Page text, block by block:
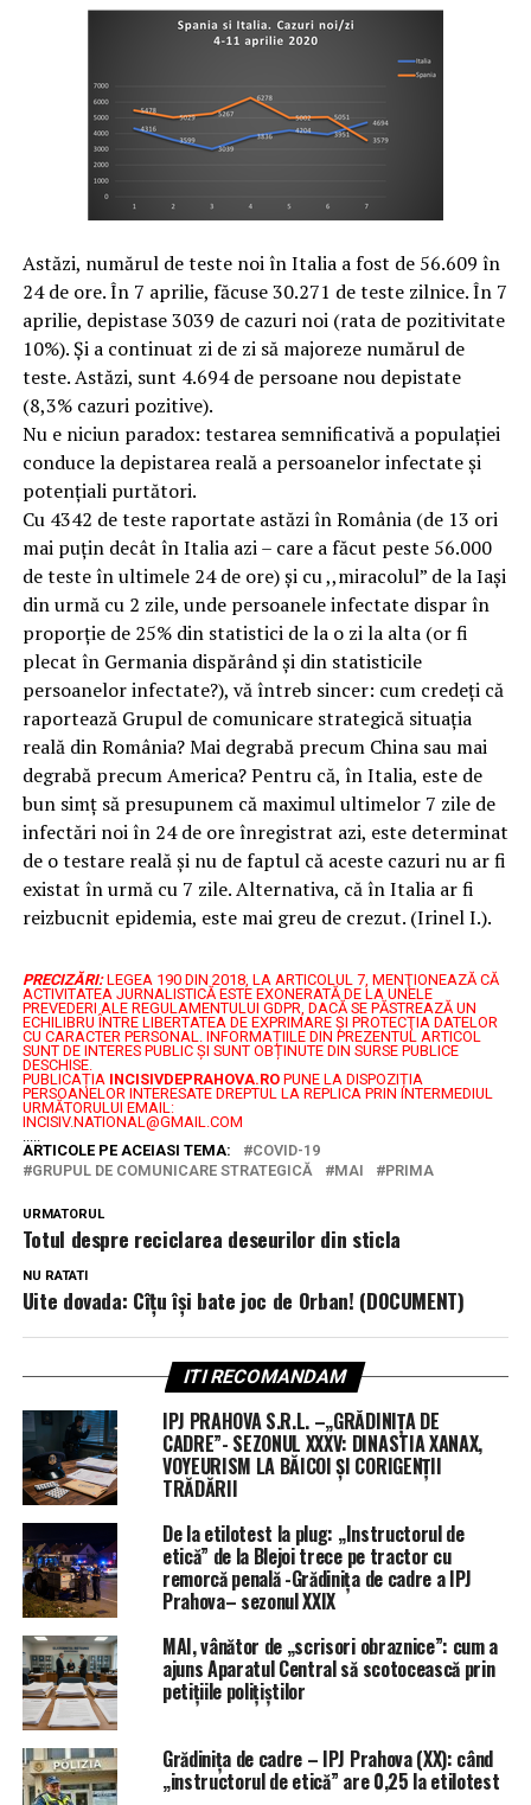
Astăzi, numărul de teste noi în Italia a fost de 56.609 în
24 de ore. În 7 aprilie, făcuse 30.271 de teste zilnice. În 7
aprilie, depistase 3039 de cazuri noi (rata de pozitivitate
10%). Și a continuat zi de zi să majoreze numărul de
teste. Astăzi, sunt 4.694 de persoane nou depistate
(8,3% cazuri pozitive).
Nu e niciun paradox: testarea semnificativă a populației
conduce la depistarea reală a persoanelor infectate și
potențiali purtători.
Cu 4342 de teste raportate astăzi în România (de 13 ori
mai puțin decât în Italia azi – care a făcut peste 56.000
de teste în ultimele 24 de ore) și cu ,,miracolul” de la Iași
din urmă cu 2 zile, unde persoanele infectate dispar în
proporție de 25% din statistici de la o zi la alta (or fi
plecat în Germania dispărând și din statisticile
persoanelor infectate?), vă întreb sincer: cum credeți că
raportează Grupul de comunicare strategică situația
reală din România? Mai degrabă precum China sau mai
degrabă precum America? Pentru că, în Italia, este de
bun simț să presupunem că maximul ultimelor 7 zile de
infectări noi în 24 de ore înregistrat azi, este determinat
de o testare reală și nu de faptul că aceste cazuri nu ar fi
existat în urmă cu 7 zile. Alternativa, că în Italia ar fi
reizbucnit epidemia, este mai greu de crezut. (Irinel I.).
PRECIZĂRI: LEGEA 190 DIN 2018, LA ARTICOLUL 7, MENŢIONEAZĂ CĂ
ACTIVITATEA JURNALISTICĂ ESTE EXONERATĂ DE LA UNELE
PREVEDERI ALE REGULAMENTULUI GDPR, DACĂ SE PĂSTREAZĂ UN
ECHILIBRU ÎNTRE LIBERTATEA DE EXPRIMARE ŞI PROTECŢIA DATELOR
CU CARACTER PERSONAL. INFORMAȚIILE DIN PREZENTUL ARTICOL
SUNT DE INTERES PUBLIC ȘI SUNT OBȚINUTE DIN SURSE PUBLICE
DESCHISE.
PUBLICAȚIA INCISIVDEPRAHOVA.ROPUNE LA DISPOZIȚIA
PERSOANELOR INTERESATE DREPTUL LA REPLICA PRIN INTERMEDIUL
URMĂTORULUI EMAIL:
INCISIV.NATIONAL@GMAIL.COM
.....
ARTICOLE PE ACEIASI TEMA:
COVID-19
GRUPUL DE COMUNICARE STRATEGICĂ
MAI PRIMA
URMATORUL
Totul despre reciclarea deseurilor din sticla
NU RATATI
Uite dovada: Cîțu își bate joc de Orban! (DOCUMENT)
ITI RECOMANDAM
IPJ PRAHOVA S.R.L. –„GRĂDINIȚA DE
CADRE”- SEZONUL XXXV: DINASTIA XANAX,
VOYEURISM LA BĂICOI ȘI CORIGENȚII
TRĂDĂRII
De la etilotest la plug: „Instructorul de
etică” de la Blejoi trece pe tractor cu
remorcă penală -Grădinița de cadre a IPJ
Prahova– sezonul XXIX
MAI, vânător de „scrisori obraznice”: cum a
ajuns Aparatul Central să scotocească prin
petițiile polițiștilor
Grădinița de cadre – IPJ Prahova (XX): când
„instructorul de etică” are 0,25 la etilotest